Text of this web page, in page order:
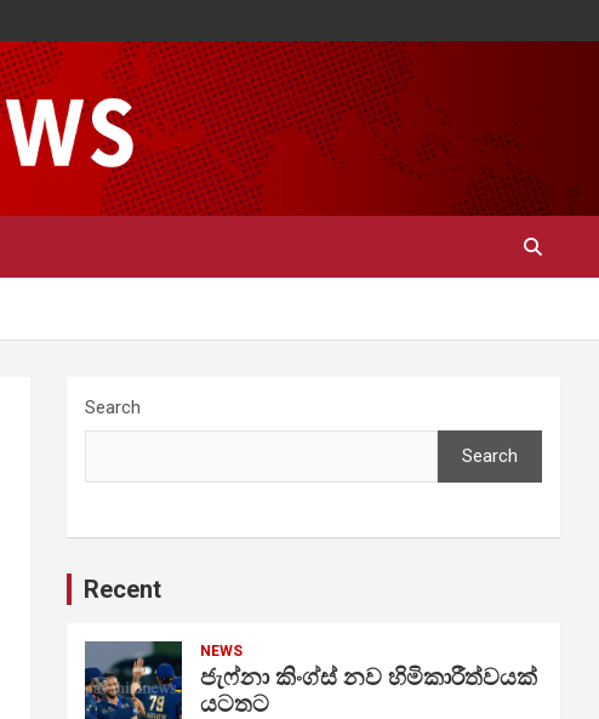
Search
Search
Recent
NEWS
ජැෆ්නා කිංග්ස් නව හිමිකාරීත්වයක්
යටතට